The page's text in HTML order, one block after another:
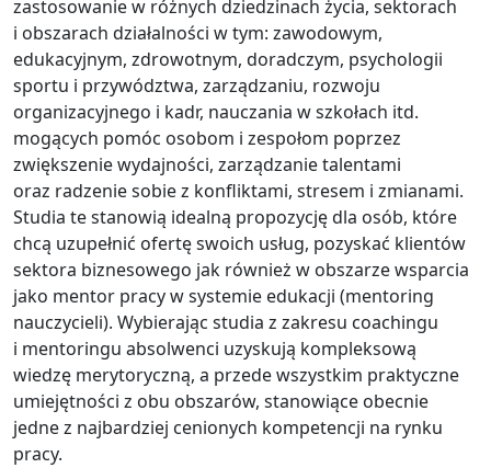
zastosowanie w różnych dziedzinach życia, sektorach
i obszarach działalności w tym: zawodowym,
edukacyjnym, zdrowotnym, doradczym, psychologii
sportu i przywództwa, zarządzaniu, rozwoju
organizacyjnego i kadr, nauczania w szkołach itd.
mogących pomóc osobom i zespołom poprzez
zwiększenie wydajności, zarządzanie talentami
oraz radzenie sobie z konfliktami, stresem i zmianami.
Studia te stanowią idealną propozycję dla osób, które
chcą uzupełnić ofertę swoich usług, pozyskać klientów
sektora biznesowego jak również w obszarze wsparcia
jako mentor pracy w systemie edukacji (mentoring
nauczycieli). Wybierając studia z zakresu coachingu
i mentoringu absolwenci uzyskują kompleksową
wiedzę merytoryczną, a przede wszystkim praktyczne
umiejętności z obu obszarów, stanowiące obecnie
jedne z najbardziej cenionych kompetencji na rynku
pracy.